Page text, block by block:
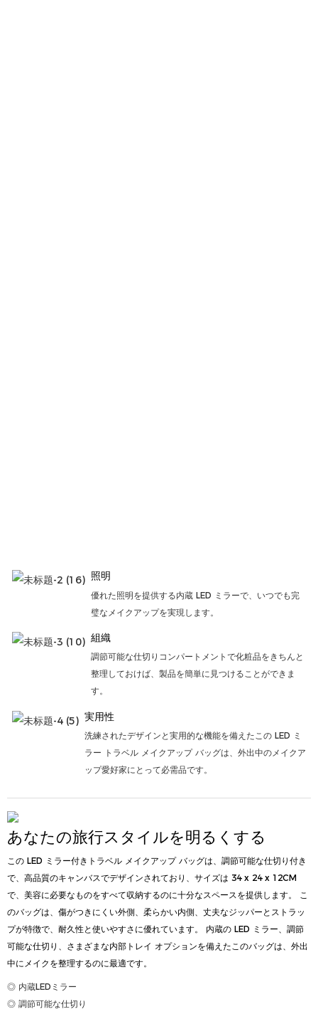
照明
優れた照明を提供する内蔵 LED ミラーで、いつでも完
璧なメイクアップを実現します。
組織
調節可能な仕切りコンパートメントで化粧品をきちんと
整理しておけば、製品を簡単に見つけることができま
す。
実用性
洗練されたデザインと実用的な機能を備えたこの LED ミ
ラー トラベル メイクアップ バッグは、外出中のメイクア
ップ愛好家にとって必需品です。
あなたの旅行スタイルを明るくする
この LED ミラー付きトラベル メイクアップ バッグは、調節可能な仕切り付き
で、高品質のキャンバスでデザインされており、サイズは 34 x 24 x 12CM
で、美容に必要なものをすべて収納するのに十分なスペースを提供します。 こ
のバッグは、傷がつきにくい外側、柔らかい内側、丈夫なジッパーとストラッ
プが特徴で、耐久性と使いやすさに優れています。 内蔵の LED ミラー、調節
可能な仕切り、さまざまな内部トレイ オプションを備えたこのバッグは、外出
中にメイクを整理するのに最適です。
◎ 内蔵LEDミラー
◎ 調節可能な仕切り